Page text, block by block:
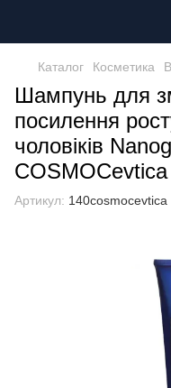
Каталог Косметика
Шампунь для
посилення
чоловіків
COSMOCevtica
Артикул: 140cosmocevtica